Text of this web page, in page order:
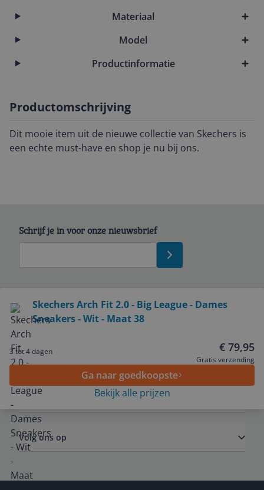
Materiaal
Model
Productinformatie
Productomschrijving
Dit mooie item uit de nieuwe collectie van Skechers is
een echte must-have en shop je nu bij ons.
Skechers Arch Fit 2.0 - Big League - Dames
Sneakers - Wit - Maat 38
3 tot 4 dagen € 79,95
Gratis verzending
Ga naar goedkoopste
Bekijk alle prijzen
Schrijf je in voor onze nieuwsbrief
Service
Algemeen
Zakelijk
Volg ons op